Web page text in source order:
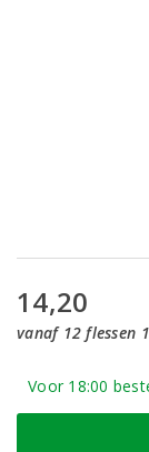
14,20
vanaf 12 flessen
Voor 18:00